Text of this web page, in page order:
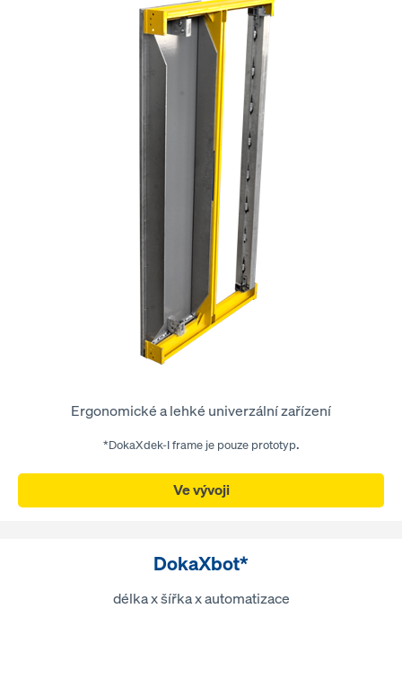
Ergonomické a lehké univerzální zařízení
*DokaXdek-I frame je pouze prototyp.
Ve vývoji
DokaXbot*
délka x šířka x automatizace